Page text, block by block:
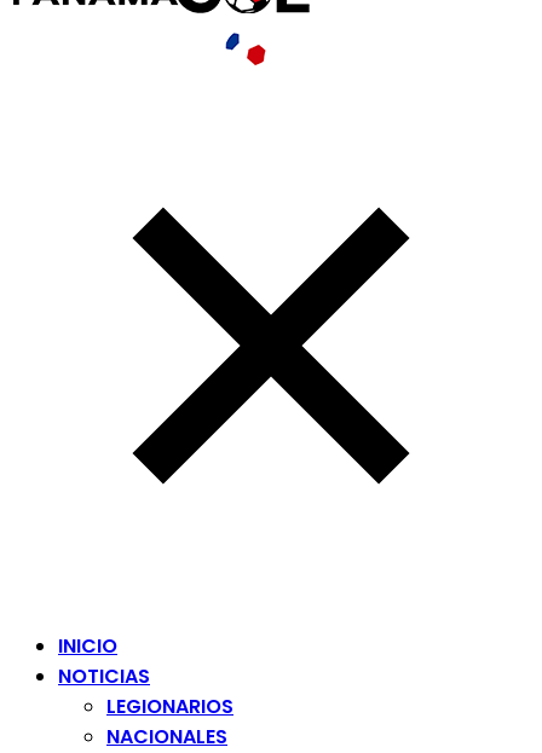
INICIO
NOTICIAS
LEGIONARIOS
NACIONALES